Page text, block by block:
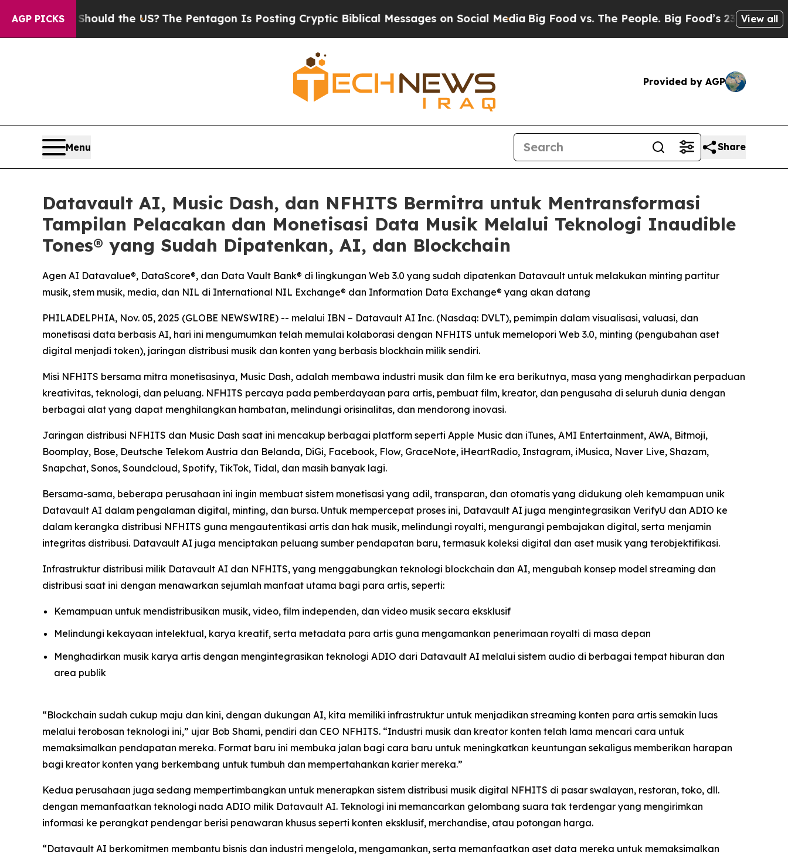
AGP PICKS
Should the US?The Pentagon Is Posting Cryptic Biblical Messages on Social MediaBig Food vs. The People. Big Food’s 239 Lawsuits Against
View all
Provided by AGP
Menu Share
Datavault AI, Music Dash, dan NFHITS Bermitra untuk Mentransformasi
Tampilan Pelacakan dan Monetisasi Data Musik Melalui Teknologi Inaudible
Tones® yang Sudah Dipatenkan, AI, dan Blockchain
Agen AI Datavalue®, DataScore®, dan Data Vault Bank® di lingkungan Web 3.0 yang sudah dipatenkan Datavault untuk melakukan minting partitur
musik, stem musik, media, dan NIL di International NIL Exchange® dan Information Data Exchange® yang akan datang
PHILADELPHIA, Nov. 05, 2025 (GLOBE NEWSWIRE) -- melalui IBN – Datavault AI Inc. (Nasdaq: DVLT), pemimpin dalam visualisasi, valuasi, dan
monetisasi data berbasis AI, hari ini mengumumkan telah memulai kolaborasi dengan NFHITS untuk memelopori Web 3.0, minting (pengubahan aset
digital menjadi token), jaringan distribusi musik dan konten yang berbasis blockhain milik sendiri.
Misi NFHITS bersama mitra monetisasinya, Music Dash, adalah membawa industri musik dan film ke era berikutnya, masa yang menghadirkan perpaduan
kreativitas, teknologi, dan peluang. NFHITS percaya pada pemberdayaan para artis, pembuat film, kreator, dan pengusaha di seluruh dunia dengan
berbagai alat yang dapat menghilangkan hambatan, melindungi orisinalitas, dan mendorong inovasi.
Jaringan distribusi NFHITS dan Music Dash saat ini mencakup berbagai platform seperti Apple Music dan iTunes, AMI Entertainment, AWA, Bitmoji,
Boomplay, Bose, Deutsche Telekom Austria dan Belanda, DiGi, Facebook, Flow, GraceNote, iHeartRadio, Instagram, iMusica, Naver Live, Shazam,
Snapchat, Sonos, Soundcloud, Spotify, TikTok, Tidal, dan masih banyak lagi.
Bersama-sama, beberapa perusahaan ini ingin membuat sistem monetisasi yang adil, transparan, dan otomatis yang didukung oleh kemampuan unik
Datavault AI dalam pengalaman digital, minting, dan bursa. Untuk mempercepat proses ini, Datavault AI juga mengintegrasikan VerifyU dan ADIO ke
dalam kerangka distribusi NFHITS guna mengautentikasi artis dan hak musik, melindungi royalti, mengurangi pembajakan digital, serta menjamin
integritas distribusi. Datavault AI juga menciptakan peluang sumber pendapatan baru, termasuk koleksi digital dan aset musik yang terobjektifikasi.
Infrastruktur distribusi milik Datavault AI dan NFHITS, yang menggabungkan teknologi blockchain dan AI, mengubah konsep model streaming dan
distribusi saat ini dengan menawarkan sejumlah manfaat utama bagi para artis, seperti:
Kemampuan untuk mendistribusikan musik, video, film independen, dan video musik secara eksklusif
Melindungi kekayaan intelektual, karya kreatif, serta metadata para artis guna mengamankan penerimaan royalti di masa depan
Menghadirkan musik karya artis dengan mengintegrasikan teknologi ADIO dari Datavault AI melalui sistem audio di berbagai tempat hiburan dan
area publik
“Blockchain sudah cukup maju dan kini, dengan dukungan AI, kita memiliki infrastruktur untuk menjadikan streaming konten para artis semakin luas
melalui terobosan teknologi ini,” ujar Bob Shami, pendiri dan CEO NFHITS. “Industri musik dan kreator konten telah lama mencari cara untuk
memaksimalkan pendapatan mereka. Format baru ini membuka jalan bagi cara baru untuk meningkatkan keuntungan sekaligus memberikan harapan
bagi kreator konten yang berkembang untuk tumbuh dan mempertahankan karier mereka.”
Kedua perusahaan juga sedang mempertimbangkan untuk menerapkan sistem distribusi musik digital NFHITS di pasar swalayan, restoran, toko, dll.
dengan memanfaatkan teknologi nada ADIO milik Datavault AI. Teknologi ini memancarkan gelombang suara tak terdengar yang mengirimkan
informasi ke perangkat pendengar berisi penawaran khusus seperti konten eksklusif, merchandise, atau potongan harga.
“Datavault AI berkomitmen membantu bisnis dan industri mengelola, mengamankan, serta memanfaatkan aset data mereka untuk memaksimalkan